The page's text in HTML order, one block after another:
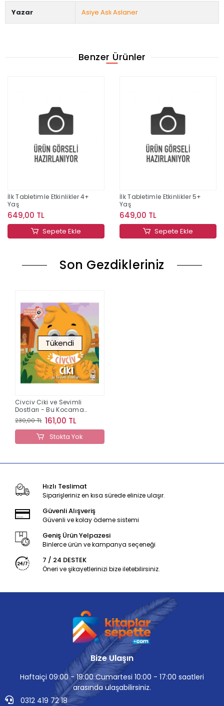
Yazar Asiye Aslı Aslaner
Benzer Ürünler
İlk Tabletimle Etkinlikler 4+
Yaş
649,00 TL
Sepete Ekle
İlk Tabletimle Etkinlikler 5+
Yaş
649,00 TL
Sepete Ekle
Son Gezdikleriniz
Tükendi
Civciv Ciki ve Sevimli
Dostları - Bu Kocaman
Gözler Kimin 9
230,00 TL 161,00 TL
Stokta Yok
Hızlı Teslimat
Siparişleriniz en kısa sürede elinize ulaşır.
Güvenli Alışveriş
Güvenli ve kolay ödeme sistemi
Geniş Ürün Yelpazesi
Binlerce ürün ve kampanya seçeneği
7 / 24 DESTEK
Öneri ve şikayetlerinizi bize iletebilirsiniz.
Bize Ulaşın
Haftaiçi 09:00 - 19:00 Cumartesi 10:00 - 17:00 saatleri
arasında ulaşabilirsiniz.
0312 419 72 18